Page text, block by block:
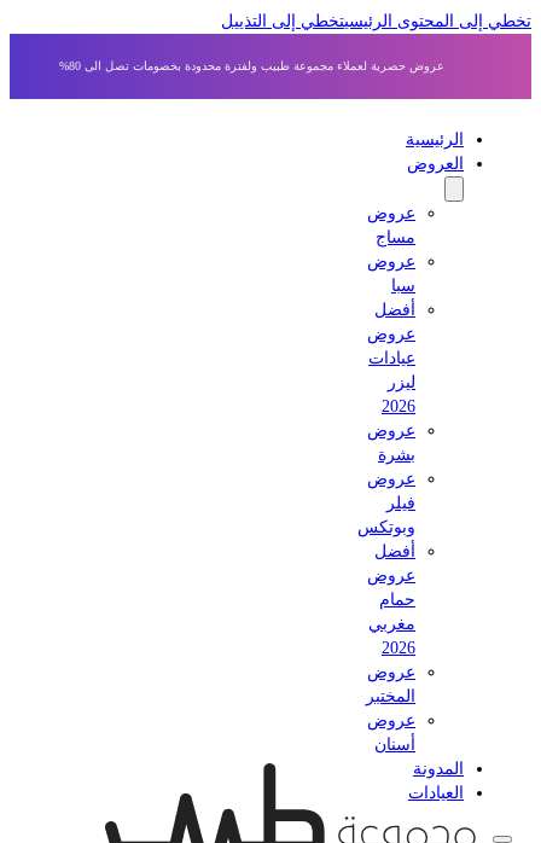
إلى المحتوى الرئيسي تخطي إلى التذييل
عروض حصرية لعملاء مجموعة طبيب ولفترة محدودة بخصومات تصل الى 80%
الرئيسية
العروض
عروض
مساج
عروض
أفضل
عروض
عيادات
عروض
بشرة
عروض
وبوتكس
أفضل
عروض
حمام
مغربي
عروض
المختبر
عروض
أسنان
المدونة
العيادات